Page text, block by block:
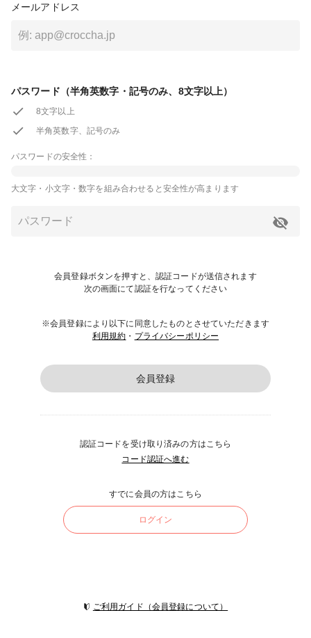
メールアドレス
パスワード（半角英数字・記号のみ、8文字以上）
8文字以上
半角英数字、記号のみ
パスワードの安全性：
大文字・小文字・数字を組み合わせると安全性が高まります
会員登録ボタンを押すと、認証コードが送信されます
次の画面にて認証を行なってください
※会員登録により以下に同意したものとさせていただきます
利用規約 ・ プライバシーポリシー
会員登録
認証コードを受け取り済みの方はこちら
コード認証へ進む
すでに会員の方はこちら
ログイン
ご利用ガイド（会員登録について）